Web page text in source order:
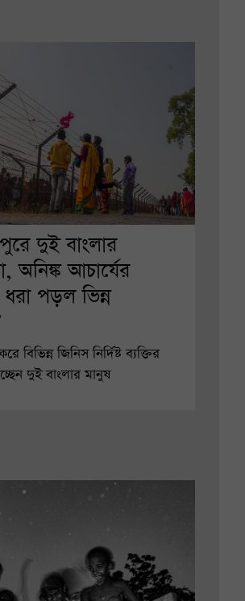
দুই বাংলার
অনিঙ্ক আচার্যের
ধরা পড়ল ভিন্ন
বিভিন্ন জিনিস নির্দিষ্ট ব্যক্তির
দুই বাংলার মানুষ